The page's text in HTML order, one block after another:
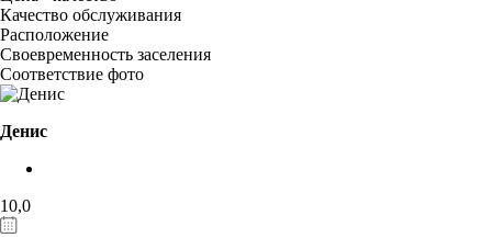
Качество обслуживания
Расположение
Своевременность заселения
Соответствие фото
Денис
10,0